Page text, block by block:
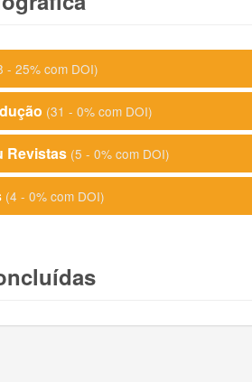
- 25% com DOI)
(31 - 0% com DOI)
Revistas (5 - 0% com DOI)
(4 - 0% com DOI)